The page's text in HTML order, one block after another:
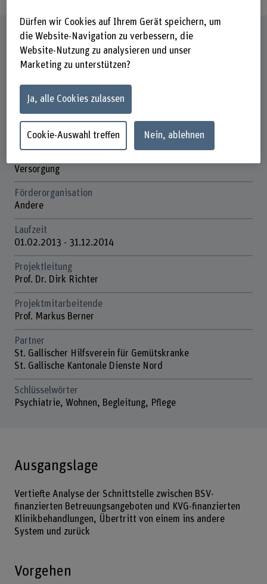
Steckbrief
Beteiligte Departemente
Gesundheit
Pflege
Versorgung
Förderorganisation
Andere
Laufzeit
01.02.2013 - 31.12.2014
Projektleitung
Prof. Dr. Dirk Richter
Projektmitarbeitende
Prof. Markus Berner
Partner
St. Gallischer Hilfsverein für Gemütskranke
St. Gallische Kantonale Dienste Nord
Schlüsselwörter
Psychiatrie, Wohnen, Begleitung, Pflege
Ausgangslage
Vertiefte Analyse der Schnittstelle zwischen BSV-
finanzierten Betreuungsangeboten und KVG-finanzierten
Klinikbehandlungen, Übertritt von einem ins andere
System und zurück
Vorgehen
Dürfen wir Cookies auf Ihrem Gerät speichern, um
die Website-Navigation zu verbessern, die
Website-Nutzung zu analysieren und unser
Marketing zu unterstützen?
Ja, alle Cookies zulassen
Cookie-Auswahl treffen Nein, ablehnen